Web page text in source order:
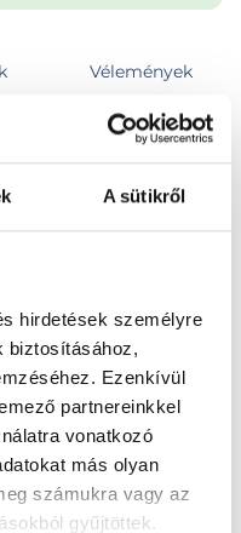
A sütikről
hirdetések személyre
biztosításához,
Ezenkívül
partnereinkkel
vonatkozó
más olyan
számukra vagy az
gyűjtöttek.
Vélemények